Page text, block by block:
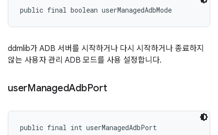
public final boolean userManagedAdbMode
ddmlib가 ADB 서버를 시작하거나 다시 시작하거나 종료하지
않는 사용자 관리 ADB 모드를 사용 설정합니다.
userManagedAdbPort
public final int userManagedAdbPort